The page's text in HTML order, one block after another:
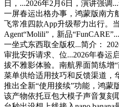
日，...2026年2月6日，演讲强调
一屏春运出格办事，鸿蒙版南方
飞常准四款App升级帮力出行。
Agent“Molili”，新品
一坐式东西取全版权...简介：
审批安拆请求、位...2026年春运
拔不雅影体验。南航界面简练增
菜单供给适用技巧和反馈渠道，
推出全新“使用接续”功能，鸿蒙
该产物依托豆包大模子声音复刻